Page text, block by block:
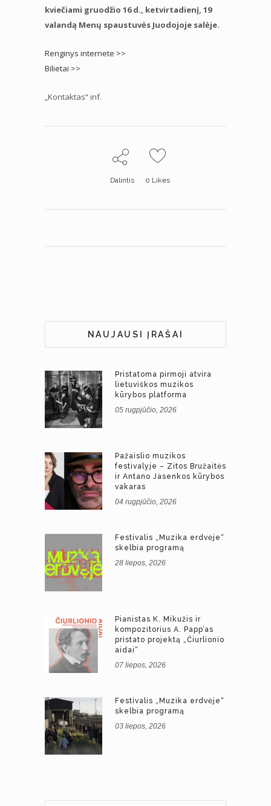
kviečiami gruodžio 16 d., ketvirtadienį, 19
valandą Menų spaustuvės Juodojoje salėje.
Renginys internete >>
Bilietai >>
„Kontaktas“ inf.
Dalintis 0 Likes
NAUJAUSI ĮRAŠAI
Pristatoma pirmoji atvira
lietuviškos muzikos
kūrybos platforma
05 rugpjūčio, 2026
Pažaislio muzikos
festivalyje – Zitos Bružaitės
ir Antano Jasenkos kūrybos
vakaras
04 rugpjūčio, 2026
Festivalis „Muzika erdvėje“
skelbia programą
28 liepos, 2026
Pianistas K. Mikužis ir
kompozitorius A. Papp’as
pristato projektą „Čiurlionio
aidai“
07 liepos, 2026
Festivalis „Muzika erdvėje“
skelbia programą
03 liepos, 2026